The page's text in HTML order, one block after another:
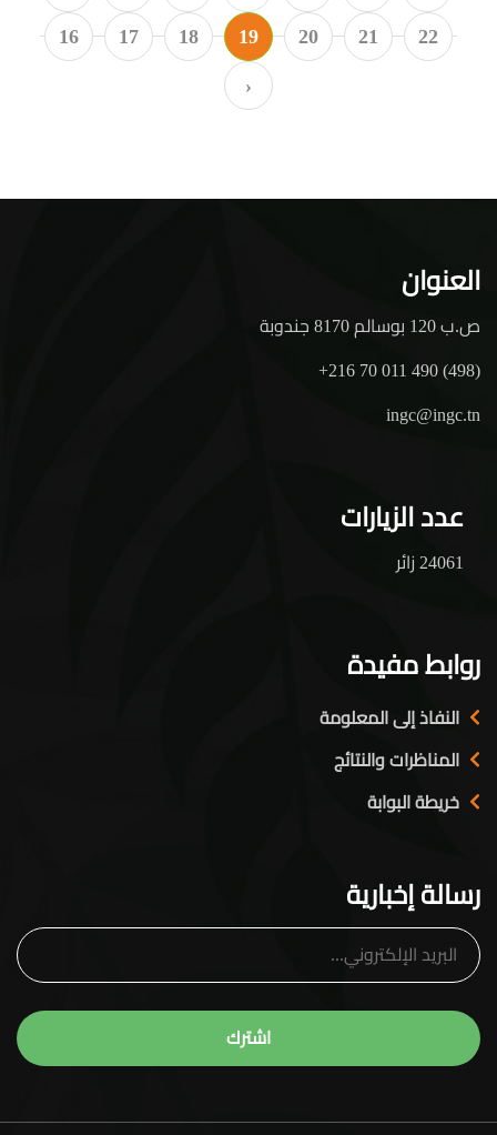
16 17 18 19 20 21 22
›
العنوان
ص.ب 120 بوسالم 8170 جندوبة
+216 70 011 490 (498)
ingc@ingc.tn
عدد الزيارات
24061 زائر
روابط مفيدة
النفاذ إلى المعلومة
المناظرات والنتائج
خريطة البوابة
رسالة إخبارية